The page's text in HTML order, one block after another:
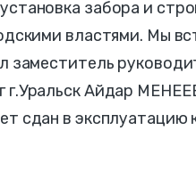
забора и
властями. Мы
заместитель
г.Уральск Айдар
сдан в эксплуатацию